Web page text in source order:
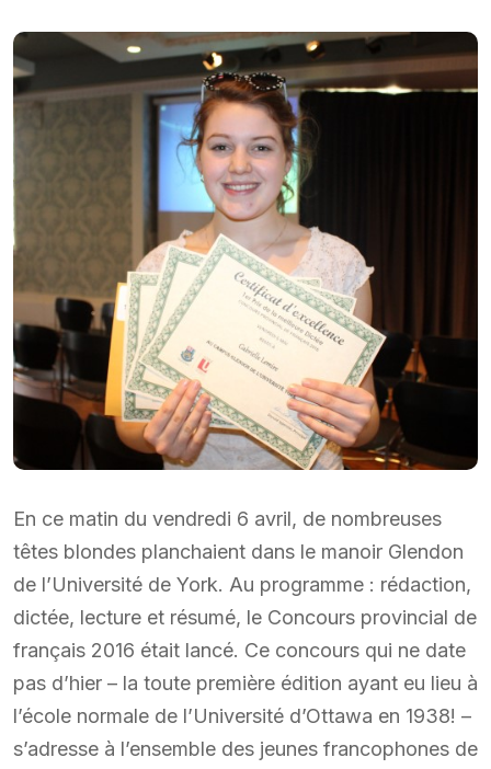
En ce matin du vendredi 6 avril, de nombreuses
têtes blondes planchaient dans le manoir Glendon
de l’Université de York. Au programme : rédaction,
dictée, lecture et résumé, le Concours provincial de
français 2016 était lancé. Ce concours qui ne date
pas d’hier – la toute première édition ayant eu lieu à
l’école normale de l’Université d’Ottawa en 1938! –
s’adresse à l’ensemble des jeunes francophones de